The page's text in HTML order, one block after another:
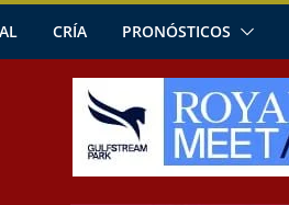
CRÍA PRONÓSTICOS